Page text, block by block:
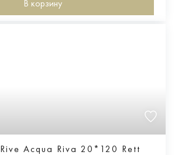
В корзину
Керамогранит Rive Acqua Riva 20*120 Rett